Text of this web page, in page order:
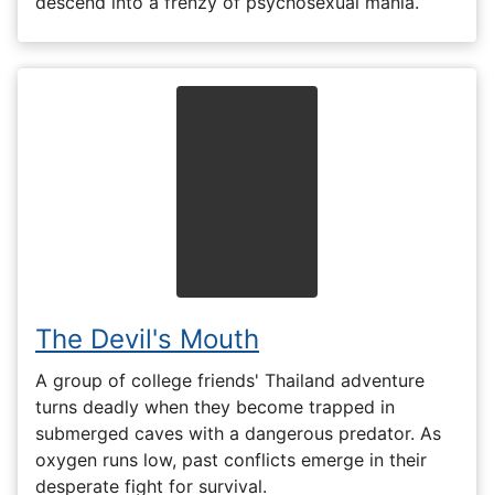
The Devil's Mouth
A group of college friends' Thailand adventure
turns deadly when they become trapped in
submerged caves with a dangerous predator. As
oxygen runs low, past conflicts emerge in their
desperate fight for survival.